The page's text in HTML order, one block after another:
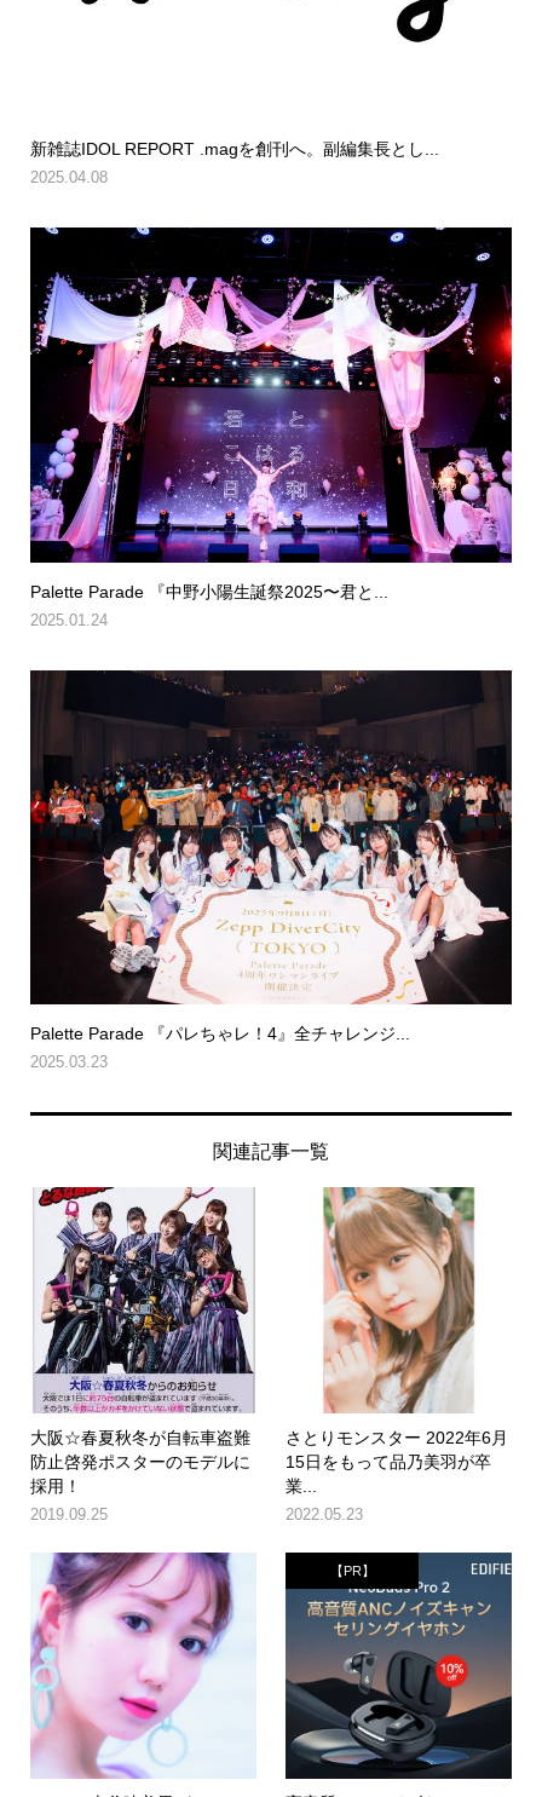
新雑誌IDOL REPORT .magを創刊へ。副編集長とし...
2025.04.08
Palette Parade 『中野小陽生誕祭2025〜君と...
2025.01.24
Palette Parade 『パレちゃレ！4』全チャレンジ...
2025.03.23
関連記事一覧
大阪☆春夏秋冬が自転車盗難
防止啓発ポスターのモデルに
採用！
2019.09.25
さとりモンスター 2022年6月
15日をもって品乃美羽が卒
業...
2022.05.23
【PR】